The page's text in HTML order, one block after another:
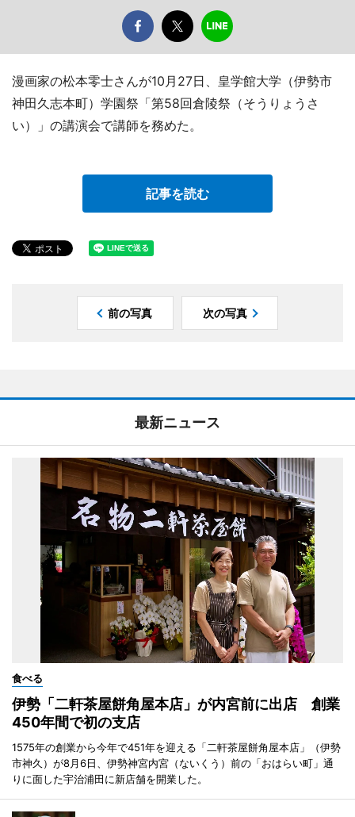
漫画家の松本零士さんが10月27日、皇学館大学（伊勢市
神田久志本町）学園祭「第58回倉陵祭（そうりょうさ
い）」の講演会で講師を務めた。
記事を読む
前の写真 次の写真
最新ニュース
食べる
伊勢「二軒茶屋餅角屋本店」が内宮前に出店 創業
450年間で初の支店
1575年の創業から今年で451年を迎える「二軒茶屋餅角屋本店」（伊勢
市神久）が8月6日、伊勢神宮内宮（ないくう）前の「おはらい町」通
りに面した宇治浦田に新店舗を開業した。